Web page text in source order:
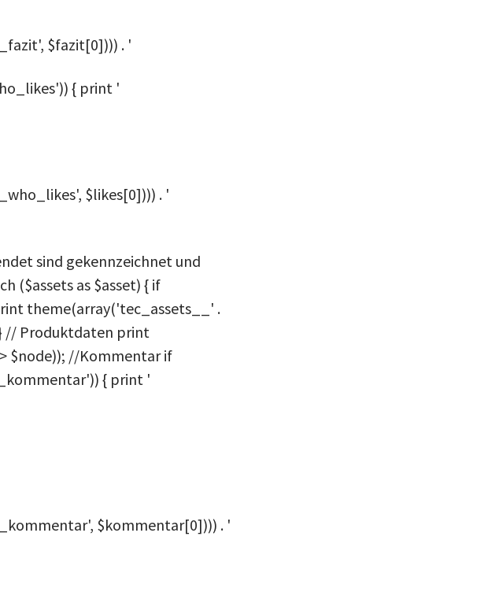
$fazit[0]))) . '
{ print '
$likes[0]))) . '
sind gekennzeichnet und
($assets as $asset) { if
theme(array('tec_assets__' .
// Produktdaten print
$node)); //Kommentar if
{ print '
$kommentar[0]))) . '